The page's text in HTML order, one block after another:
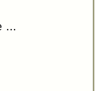
...